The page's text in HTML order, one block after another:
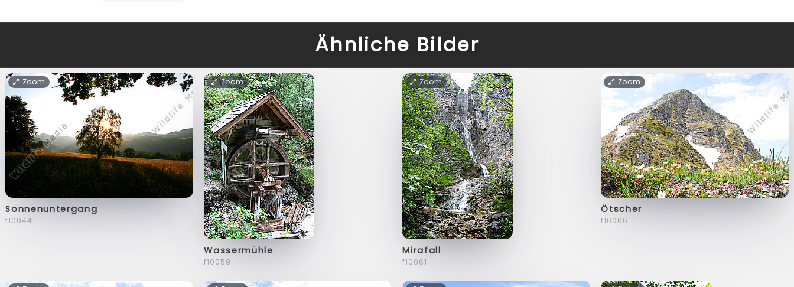
Ähnliche Bilder
Zoom
Sonnenuntergang
f10044
Zoom
Wassermühle
f10059
Zoom
Mirafall
f10061
Zoom
Ötscher
f10066